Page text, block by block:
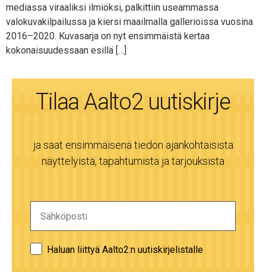
mediassa viraaliksi ilmiöksi, palkittiin useammassa
valokuvakilpailussa ja kiersi maailmalla gallerioissa vuosina
2016–2020. Kuvasarja on nyt ensimmäistä kertaa
kokonaisuudessaan esillä […]
Tilaa Aalto2 uutiskirje
ja saat ensimmäisenä tiedon ajankohtaisista
näyttelyistä, tapahtumista ja tarjouksista
Haluan liittyä Aalto2:n uutiskirjelistalle